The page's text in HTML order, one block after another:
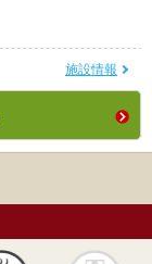
施設情報
貸切風呂